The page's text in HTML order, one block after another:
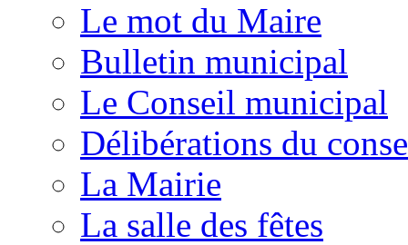
Le mot du Maire
Bulletin municipal
Le Conseil municipal
Délibérations du
La Mairie
La salle des fêtes